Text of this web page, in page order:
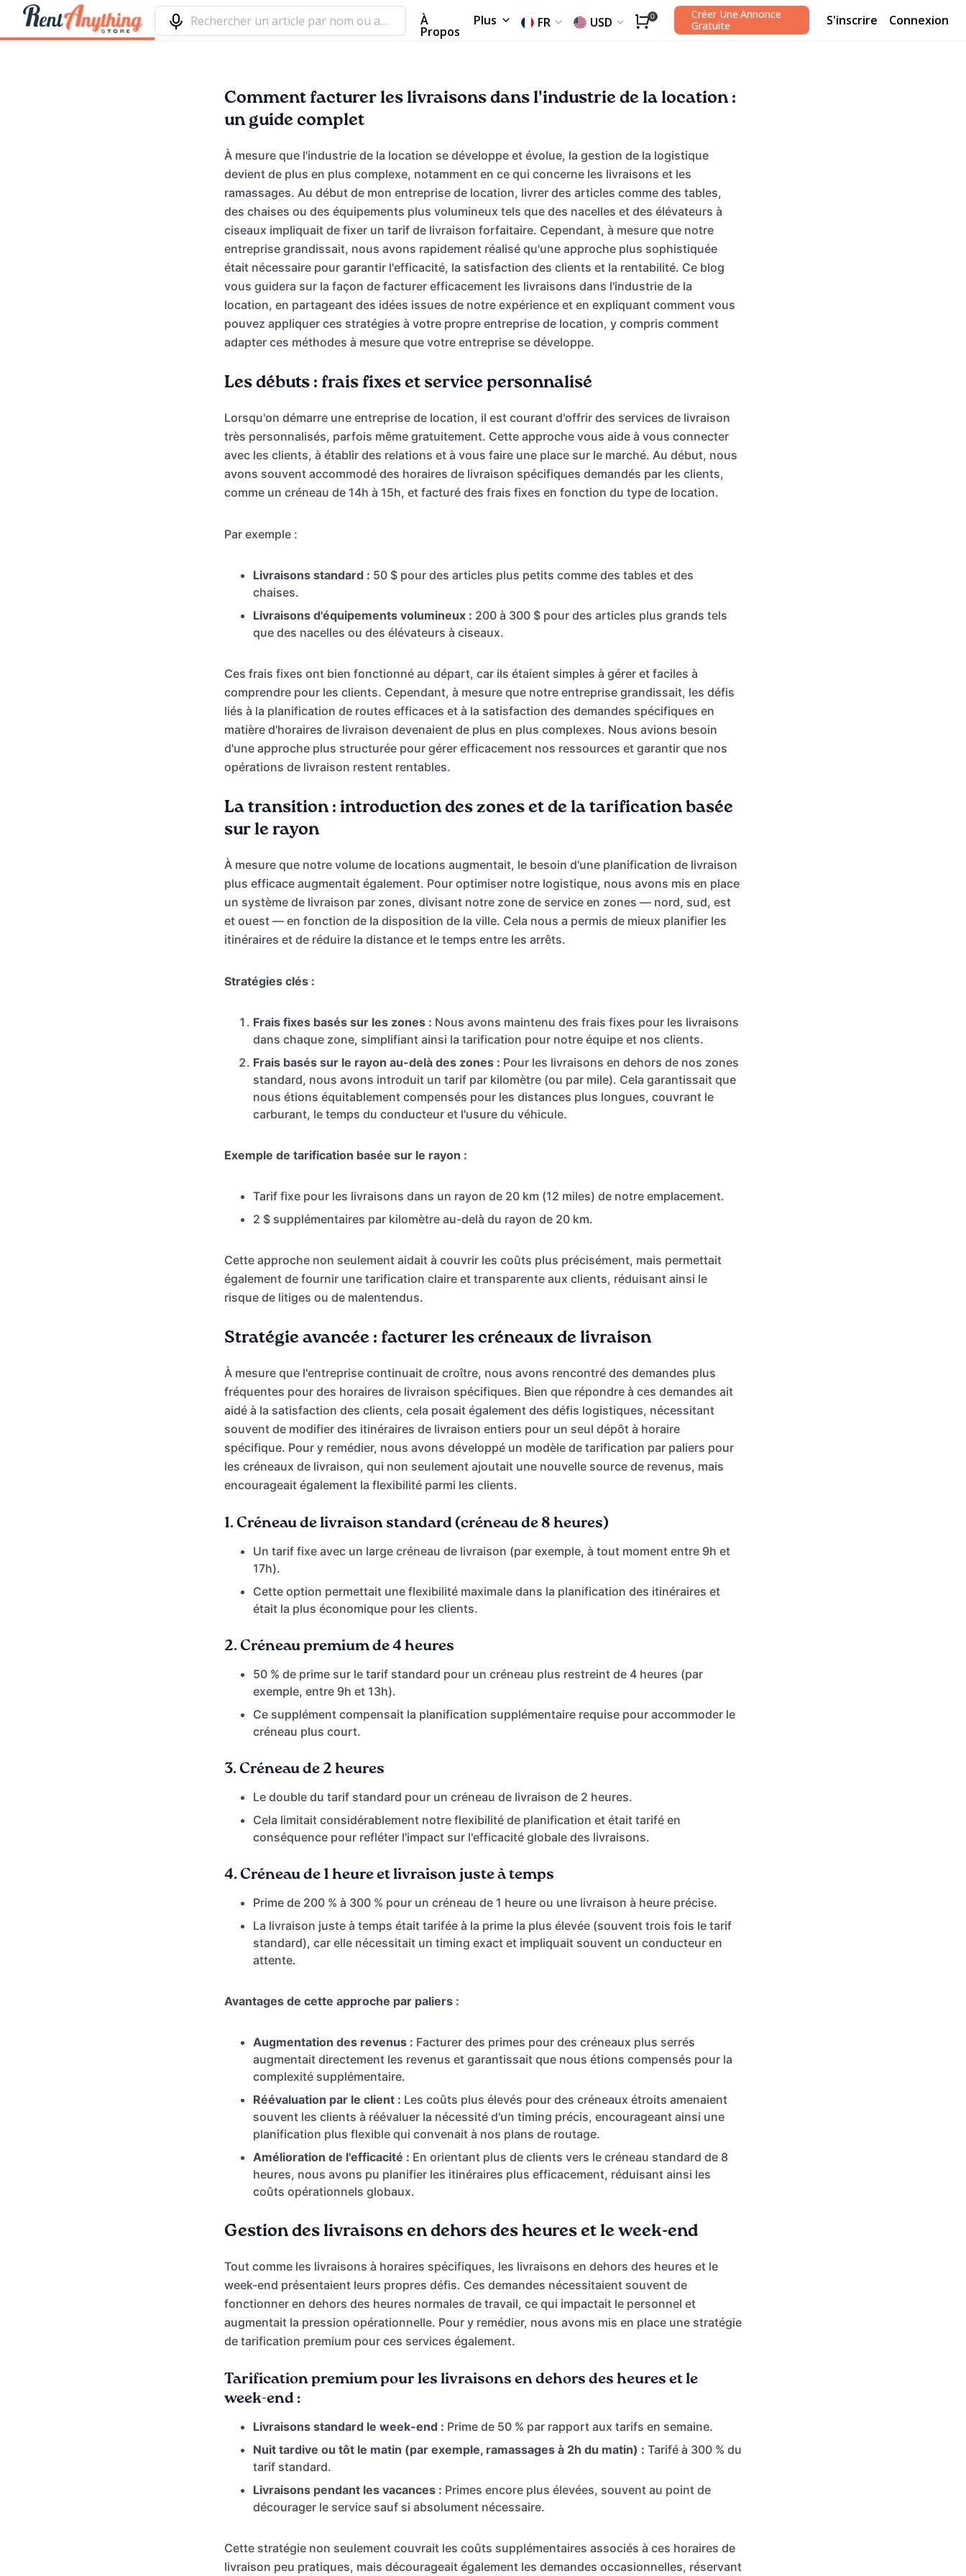
À
Propos
Plus FR USD 0
Créer Une Annonce
Gratuite
S'inscrire Connexion
Comment facturer les livraisons dans l'industrie de la location :
un guide complet
À mesure que l'industrie de la location se développe et évolue, la gestion de la logistique
devient de plus en plus complexe, notamment en ce qui concerne les livraisons et les
ramassages. Au début de mon entreprise de location, livrer des articles comme des tables,
des chaises ou des équipements plus volumineux tels que des nacelles et des élévateurs à
ciseaux impliquait de fixer un tarif de livraison forfaitaire. Cependant, à mesure que notre
entreprise grandissait, nous avons rapidement réalisé qu'une approche plus sophistiquée
était nécessaire pour garantir l'efficacité, la satisfaction des clients et la rentabilité. Ce blog
vous guidera sur la façon de facturer efficacement les livraisons dans l'industrie de la
location, en partageant des idées issues de notre expérience et en expliquant comment vous
pouvez appliquer ces stratégies à votre propre entreprise de location, y compris comment
adapter ces méthodes à mesure que votre entreprise se développe.
Les débuts : frais fixes et service personnalisé
Lorsqu'on démarre une entreprise de location, il est courant d'offrir des services de livraison
très personnalisés, parfois même gratuitement. Cette approche vous aide à vous connecter
avec les clients, à établir des relations et à vous faire une place sur le marché. Au début, nous
avons souvent accommodé des horaires de livraison spécifiques demandés par les clients,
comme un créneau de 14h à 15h, et facturé des frais fixes en fonction du type de location.
Par exemple :
Livraisons standard : 50 $ pour des articles plus petits comme des tables et des
chaises.
Livraisons d'équipements volumineux : 200 à 300 $ pour des articles plus grands tels
que des nacelles ou des élévateurs à ciseaux.
Ces frais fixes ont bien fonctionné au départ, car ils étaient simples à gérer et faciles à
comprendre pour les clients. Cependant, à mesure que notre entreprise grandissait, les défis
liés à la planification de routes efficaces et à la satisfaction des demandes spécifiques en
matière d'horaires de livraison devenaient de plus en plus complexes. Nous avions besoin
d'une approche plus structurée pour gérer efficacement nos ressources et garantir que nos
opérations de livraison restent rentables.
La transition : introduction des zones et de la tarification basée
sur le rayon
À mesure que notre volume de locations augmentait, le besoin d'une planification de livraison
plus efficace augmentait également. Pour optimiser notre logistique, nous avons mis en place
un système de livraison par zones, divisant notre zone de service en zones — nord, sud, est
et ouest — en fonction de la disposition de la ville. Cela nous a permis de mieux planifier les
itinéraires et de réduire la distance et le temps entre les arrêts.
Stratégies clés :
Frais fixes basés sur les zones : Nous avons maintenu des frais fixes pour les livraisons
dans chaque zone, simplifiant ainsi la tarification pour notre équipe et nos clients.
Frais basés sur le rayon au-delà des zones : Pour les livraisons en dehors de nos zones
standard, nous avons introduit un tarif par kilomètre (ou par mile). Cela garantissait que
nous étions équitablement compensés pour les distances plus longues, couvrant le
carburant, le temps du conducteur et l'usure du véhicule.
Exemple de tarification basée sur le rayon :
Tarif fixe pour les livraisons dans un rayon de 20 km (12 miles) de notre emplacement.
2 $ supplémentaires par kilomètre au-delà du rayon de 20 km.
Cette approche non seulement aidait à couvrir les coûts plus précisément, mais permettait
également de fournir une tarification claire et transparente aux clients, réduisant ainsi le
risque de litiges ou de malentendus.
Stratégie avancée : facturer les créneaux de livraison
À mesure que l'entreprise continuait de croître, nous avons rencontré des demandes plus
fréquentes pour des horaires de livraison spécifiques. Bien que répondre à ces demandes ait
aidé à la satisfaction des clients, cela posait également des défis logistiques, nécessitant
souvent de modifier des itinéraires de livraison entiers pour un seul dépôt à horaire
spécifique. Pour y remédier, nous avons développé un modèle de tarification par paliers pour
les créneaux de livraison, qui non seulement ajoutait une nouvelle source de revenus, mais
encourageait également la flexibilité parmi les clients.
1.Créneau de livraison standard (créneau de 8 heures)
Un tarif fixe avec un large créneau de livraison (par exemple, à tout moment entre 9h et
17h).
Cette option permettait une flexibilité maximale dans la planification des itinéraires et
était la plus économique pour les clients.
2.Créneau premium de 4 heures
50 % de prime sur le tarif standard pour un créneau plus restreint de 4 heures (par
exemple, entre 9h et 13h).
Ce supplément compensait la planification supplémentaire requise pour accommoder le
créneau plus court.
3.Créneau de 2 heures
Le double du tarif standard pour un créneau de livraison de 2 heures.
Cela limitait considérablement notre flexibilité de planification et était tarifé en
conséquence pour refléter l'impact sur l'efficacité globale des livraisons.
4.Créneau de 1 heure et livraison juste à temps
Prime de 200 % à 300 % pour un créneau de 1 heure ou une livraison à heure précise.
La livraison juste à temps était tarifée à la prime la plus élevée (souvent trois fois le tarif
standard), car elle nécessitait un timing exact et impliquait souvent un conducteur en
attente.
Avantages de cette approche par paliers :
Augmentation des revenus : Facturer des primes pour des créneaux plus serrés
augmentait directement les revenus et garantissait que nous étions compensés pour la
complexité supplémentaire.
Réévaluation par le client : Les coûts plus élevés pour des créneaux étroits amenaient
souvent les clients à réévaluer la nécessité d'un timing précis, encourageant ainsi une
planification plus flexible qui convenait à nos plans de routage.
Amélioration de l'efficacité : En orientant plus de clients vers le créneau standard de 8
heures, nous avons pu planifier les itinéraires plus efficacement, réduisant ainsi les
coûts opérationnels globaux.
Gestion des livraisons en dehors des heures et le week-end
Tout comme les livraisons à horaires spécifiques, les livraisons en dehors des heures et le
week-end présentaient leurs propres défis. Ces demandes nécessitaient souvent de
fonctionner en dehors des heures normales de travail, ce qui impactait le personnel et
augmentait la pression opérationnelle. Pour y remédier, nous avons mis en place une stratégie
de tarification premium pour ces services également.
Tarification premium pour les livraisons en dehors des heures et le
week-end :
Livraisons standard le week-end : Prime de 50 % par rapport aux tarifs en semaine.
Nuit tardive ou tôt le matin (par exemple, ramassages à 2h du matin) : Tarifé à 300 % du
tarif standard.
Livraisons pendant les vacances : Primes encore plus élevées, souvent au point de
décourager le service sauf si absolument nécessaire.
Cette stratégie non seulement couvrait les coûts supplémentaires associés à ces horaires de
livraison peu pratiques, mais décourageait également les demandes occasionnelles, réservant